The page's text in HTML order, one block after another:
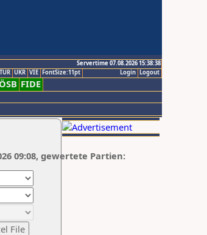
Servertime 07.08.2026 15:38:38
Logout
Login
TUR UKR VIE FontSize:11pt
FIDE
09:08, gewertete Partien: